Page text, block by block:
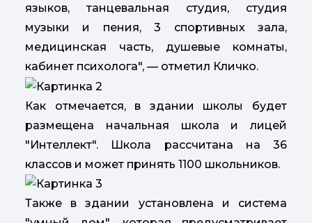
языков, танцевальная студия, студия
музыки и пения, 3 спортивных зала,
медицинская часть, душевые комнаты,
кабинет психолога", — отметил Кличко.
Как отмечается, в здании школы будет
размещена начальная школа и лицей
"Интеллект". Школа рассчитана на 36
классов и может принять 1100 школьников.
Также в здании установлена и система